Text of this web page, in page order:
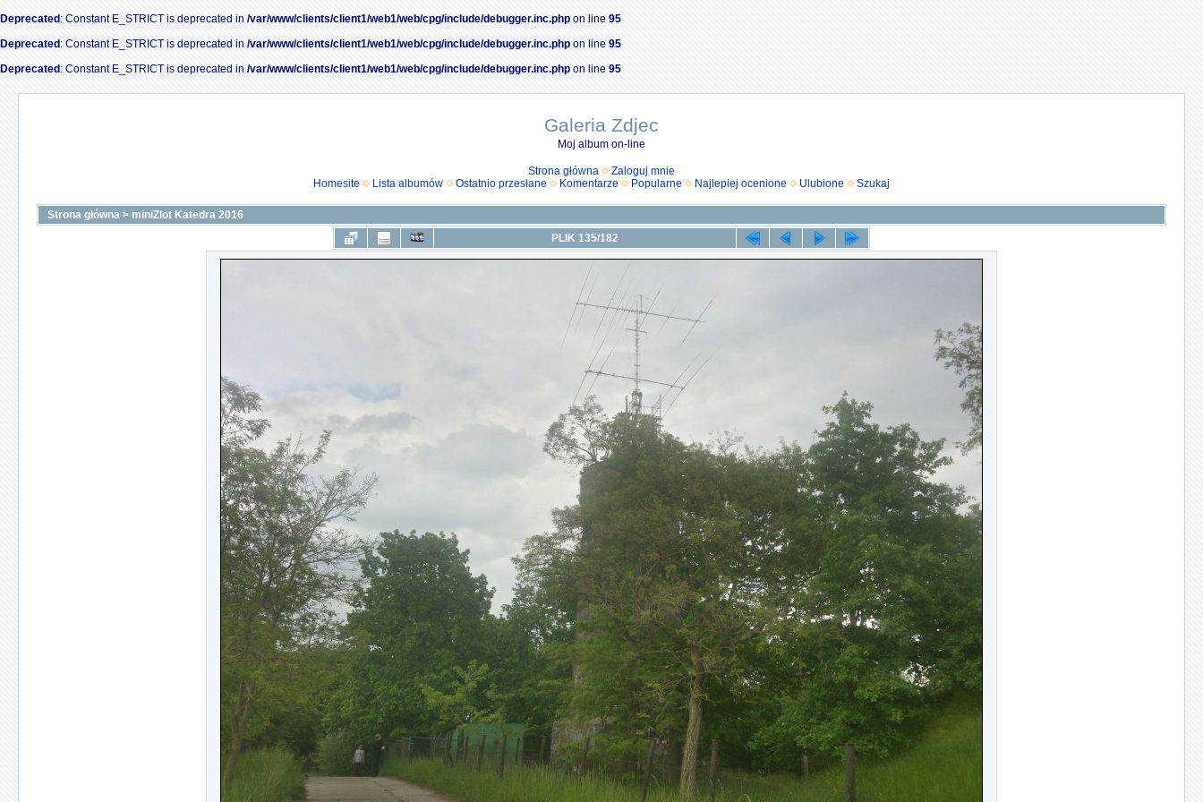
Deprecated : Constant E_STRICT is deprecated in /var/www/clients/client1/web1/web/cpg/include/debugger.inc.php on line 95
Deprecated : Constant E_STRICT is deprecated in /var/www/clients/client1/web1/web/cpg/include/debugger.inc.php on line 95
Deprecated : Constant E_STRICT is deprecated in /var/www/clients/client1/web1/web/cpg/include/debugger.inc.php on line 95
Galeria Zdjec
Moj album on-line
Strona główna
Zaloguj mnie
Homesite
Lista albumów Ostatnio przesłane Komentarze Popularne Najlepiej ocenione Ulubione Szukaj
Strona główna > miniZlot Katedra 2016
PLIK 135/182